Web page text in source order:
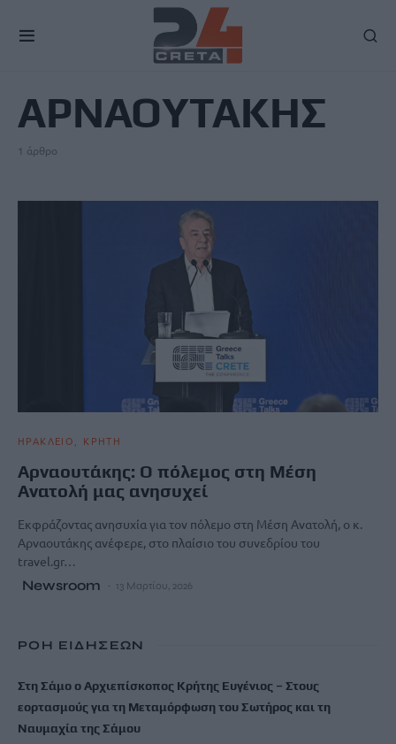
ΑΡΝΑΟΥΤΑΚΗΣ
1 άρθρο
ΗΡΑΚΛΕΙΟ ΚΡΗΤΗ
Αρναουτάκης: Ο πόλεμος στη Μέση
Ανατολή μας ανησυχεί
Εκφράζοντας ανησυχία για τον πόλεμο στη Μέση Ανατολή, ο κ.
Αρναουτάκης ανέφερε, στο πλαίσιο του συνεδρίου του
travel.gr…
Newsroom 13 Μαρτίου, 2026
ΡΟΗ ΕΙΔΗΣΕΩΝ
Στη Σάμο ο Αρχιεπίσκοπος Κρήτης Ευγένιος – Στους
εορτασμούς για τη Μεταμόρφωση του Σωτήρος και τη
Ναυμαχία της Σάμου